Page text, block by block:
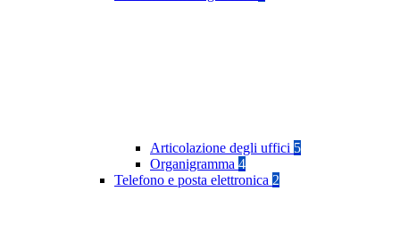
Articolazione degli uffici 5
Organigramma 4
Telefono e posta elettronica 2